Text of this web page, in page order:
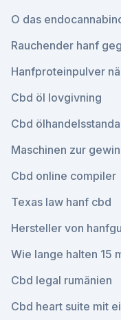
O das
Rauchender hanf
Hanfproteinpulver
Cbd öl lovgivning
Cbd
Maschinen zur
Cbd online compiler
Texas law hanf cbd
Hersteller von
Wie lange halten 15
Cbd legal rumänien
Cbd heart suite mit